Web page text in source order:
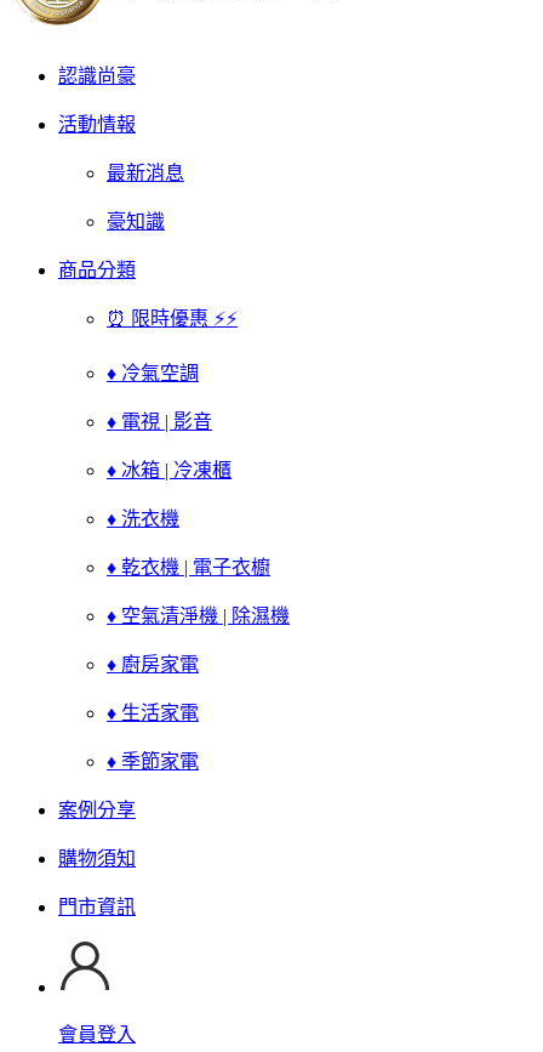
認識尚豪
活動情報
最新消息
豪知識
商品分類
⏰ 限時優惠 ⚡⚡
♦ 冷氣空調
♦ 電視 | 影音
♦ 冰箱 | 冷凍櫃
♦ 洗衣機
♦ 乾衣機 | 電子衣櫥
♦ 空氣清淨機 | 除濕機
♦ 廚房家電
♦ 生活家電
♦ 季節家電
案例分享
購物須知
門市資訊
會員登入